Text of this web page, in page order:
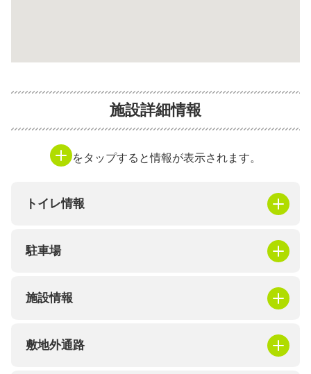
施設詳細情報
をタップすると情報が表示されます。
トイレ情報
駐車場
施設情報
敷地外通路